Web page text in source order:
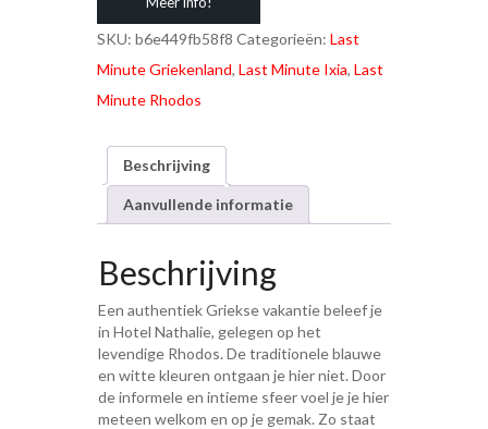
SKU: b6e449fb58f8 Categorieën: Last
Minute Griekenland, Last Minute Ixia, Last
Minute Rhodos
Beschrijving
Aanvullende informatie
Beschrijving
Een authentiek Griekse vakantie beleef je
in Hotel Nathalie, gelegen op het
levendige Rhodos. De traditionele blauwe
en witte kleuren ontgaan je hier niet. Door
de informele en intieme sfeer voel je je hier
meteen welkom en op je gemak. Zo staat